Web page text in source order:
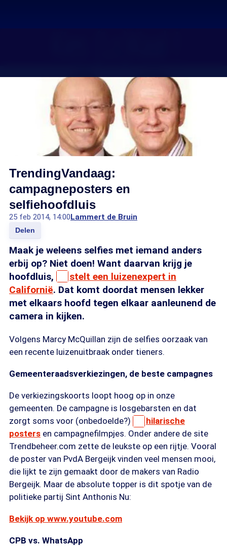
TrendingVandaag:
campagneposters en
selfiehoofdluis
25 feb 2014, 14:00Lammert de Bruin
Delen
Maak je weleens selfies met iemand anders
erbij op? Niet doen! Want daarvan krijg je
hoofdluis,
stelt een luizenexpert in
Californië. Dat komt doordat mensen lekker
met elkaars hoofd tegen elkaar aanleunend de
camera in kijken.
Volgens Marcy McQuillan zijn de selfies oorzaak van
een recente luizenuitbraak onder tieners.
Gemeenteraadsverkiezingen, de beste campagnes
De verkiezingskoorts loopt hoog op in onze
gemeenten. De campagne is losgebarsten en dat
zorgt soms voor (onbedoelde?)
hilarische
posters en campagnefilmpjes. Onder andere de site
Trendbeheer.com zette de leukste op een rijtje. Vooral
de poster van PvdA Bergeijk vinden veel mensen mooi,
die lijkt te zijn gemaakt door de makers van Radio
Bergeijk. Maar de absolute topper is dit spotje van de
politieke partij Sint Anthonis Nu:
Bekijk op www.youtube.com
CPB vs. WhatsApp